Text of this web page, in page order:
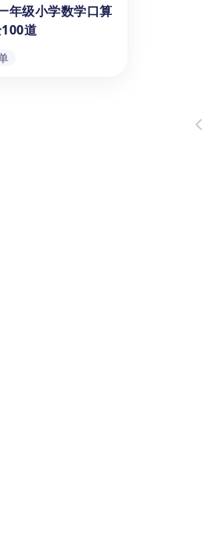
年级小学数学口算
道